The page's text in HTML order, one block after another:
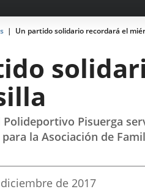
Un partido solidario recordará el
Polideportivo Pisuerga
la Asociación de
de 2017